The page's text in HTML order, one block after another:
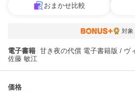
おまかせ比較
対象
電子書籍 甘き夜の代償 電子書籍版 / ヴ
佐藤 敏江
価格